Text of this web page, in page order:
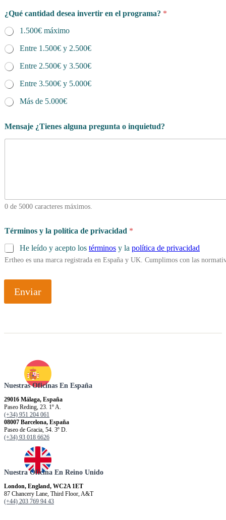
¿Qué cantidad desea invertir en el programa? *
1.500€ máximo
Entre 1.500€ y 2.500€
Entre 2.500€ y 3.500€
Entre 3.500€ y 5.000€
Más de 5.000€
Mensaje ¿Tienes alguna pregunta o inquietud?
0 de 5000 caracteres máximos.
Términos y la política de privacidad *
He leído y acepto los términos y la política de privacidad
Ertheo es una marca registrada en España y UK. Cumplimos con las
Enviar
Nuestras Oficinas En España
29016 Málaga, España
Paseo Reding, 23. 1º A.
(+34) 951 204 061
08007 Barcelona, España
Paseo de Gracia, 54. 3º D.
(+34) 93 018 6626
Nuestra Oficina En Reino Unido
London, England, WC2A 1ET
87 Chancery Lane, Third Floor, A&T
(+44) 203 769 94 43